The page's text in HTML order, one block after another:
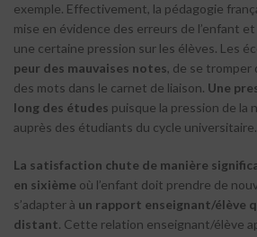
exemple. Effectivement, la pédagogie
mise en évidence des erreurs de l’enfant
une certaine pression sur les élèves. Les
peur des mauvaises notes, de se tromper
des mots dans le carnet de liaison. Une
long des études puisque la pression de
auprès des étudiants du cycle universitaire.
La satisfaction chute de manière
en sixième où l’enfant doit prendre de
s’adapter à un rapport enseignant/élève
distant. Cette relation enseignant/élève